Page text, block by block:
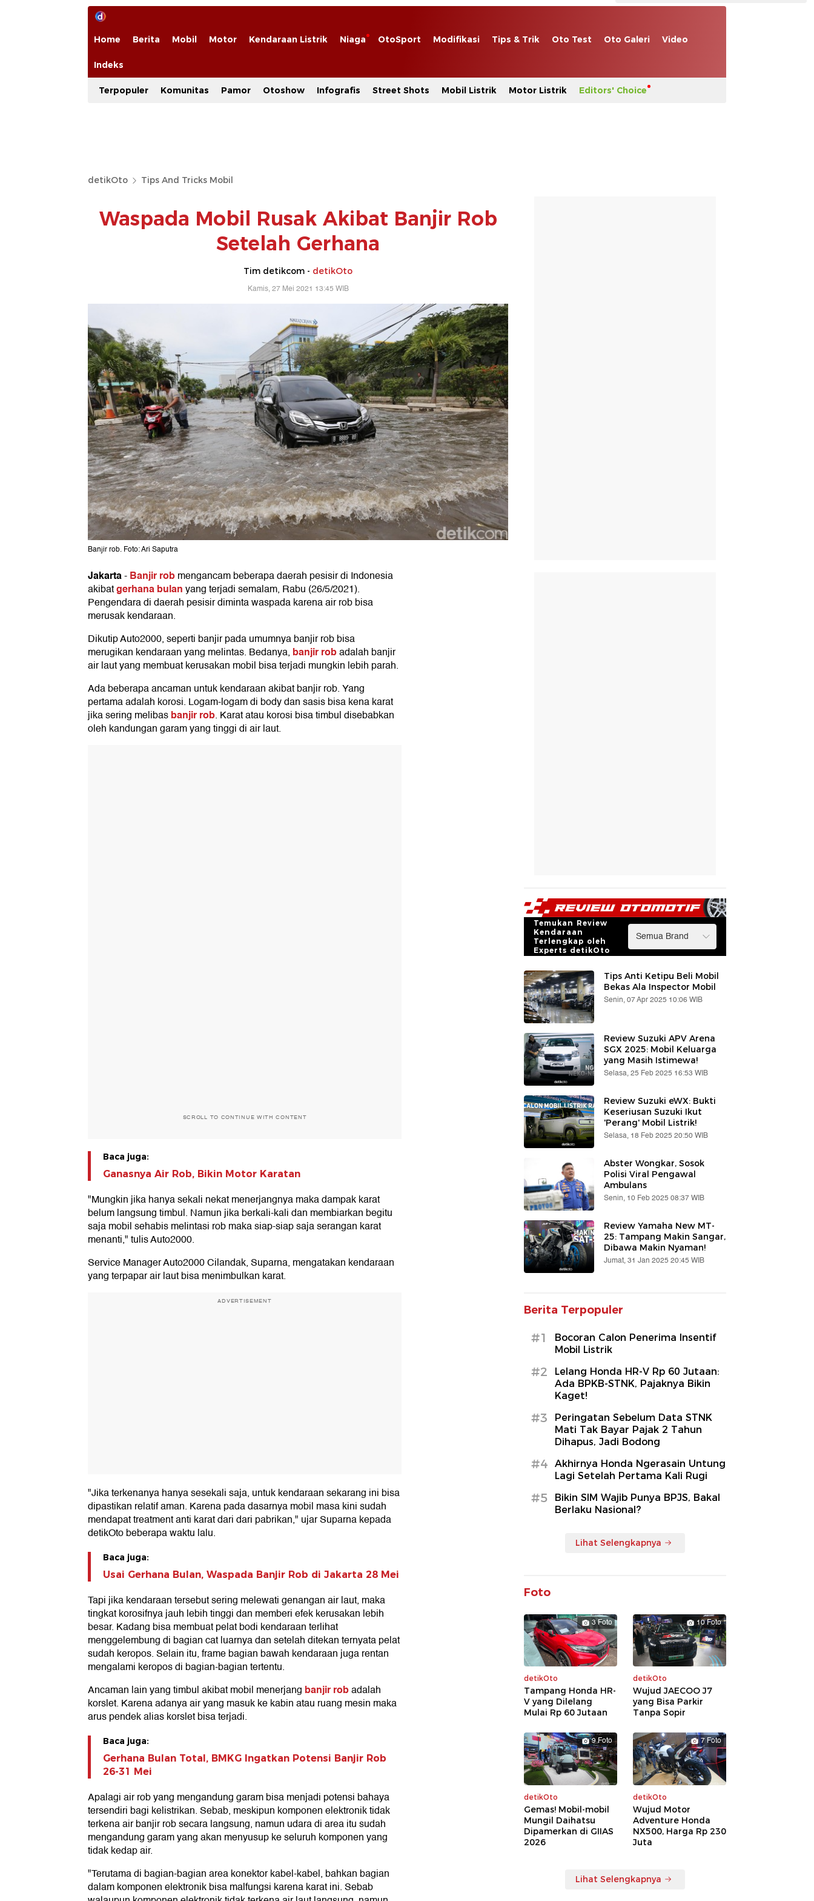
Home Berita Mobil Motor Kendaraan Listrik Niaga OtoSport Modifikasi Tips & Trik Oto Test Oto Galeri Video
Indeks
Terpopuler Komunitas Pamor Otoshow Infografis Street Shots Mobil Listrik Motor Listrik Editors' Choice
detikOto Tips And Tricks Mobil
Waspada Mobil Rusak Akibat Banjir Rob
Setelah Gerhana
Tim detikcom - detikOto
Kamis, 27 Mei 2021 13:45 WIB
Banjir rob. Foto: Ari Saputra
Jakarta-Banjir robmengancam beberapa daerah pesisir di Indonesia
akibatgerhana bulanyang terjadi semalam, Rabu (26/5/2021).
Pengendara di daerah pesisir diminta waspada karena air rob bisa
merusak kendaraan.
Dikutip Auto2000, seperti banjir pada umumnya banjir rob bisa
merugikan kendaraan yang melintas. Bedanya, banjir robadalah banjir
air laut yang membuat kerusakan mobil bisa terjadi mungkin lebih parah.
Ada beberapa ancaman untuk kendaraan akibat banjir rob. Yang
pertama adalah korosi. Logam-logam di body dan sasis bisa kena karat
jika sering melibasbanjir rob. Karat atau korosi bisa timbul disebabkan
oleh kandungan garam yang tinggi di air laut.
SCROLL TO CONTINUE WITH CONTENT
Baca juga:
Ganasnya Air Rob, Bikin Motor Karatan
"Mungkin jika hanya sekali nekat menerjangnya maka dampak karat
belum langsung timbul. Namun jika berkali-kali dan membiarkan begitu
saja mobil sehabis melintasi rob maka siap-siap saja serangan karat
menanti," tulis Auto2000.
Service Manager Auto2000 Cilandak, Suparna, mengatakan kendaraan
yang terpapar air laut bisa menimbulkan karat.
ADVERTISEMENT
"Jika terkenanya hanya sesekali saja, untuk kendaraan sekarang ini bisa
dipastikan relatif aman. Karena pada dasarnya mobil masa kini sudah
mendapat treatment anti karat dari dari pabrikan," ujar Suparna kepada
detikOto beberapa waktu lalu.
Baca juga:
Usai Gerhana Bulan, Waspada Banjir Rob di Jakarta 28 Mei
Tapi jika kendaraan tersebut sering melewati genangan air laut, maka
tingkat korosifnya jauh lebih tinggi dan memberi efek kerusakan lebih
besar. Kadang bisa membuat pelat bodi kendaraan terlihat
menggelembung di bagian cat luarnya dan setelah ditekan ternyata pelat
sudah keropos. Selain itu, frame bagian bawah kendaraan juga rentan
mengalami keropos di bagian-bagian tertentu.
Ancaman lain yang timbul akibat mobil menerjang banjir robadalah
korslet. Karena adanya air yang masuk ke kabin atau ruang mesin maka
arus pendek alias korslet bisa terjadi.
Baca juga:
Gerhana Bulan Total, BMKG Ingatkan Potensi Banjir Rob
26-31 Mei
Apalagi air rob yang mengandung garam bisa menjadi potensi bahaya
tersendiri bagi kelistrikan. Sebab, meskipun komponen elektronik tidak
terkena air banjir rob secara langsung, namun udara di area itu sudah
mengandung garam yang akan menyusup ke seluruh komponen yang
tidak kedap air.
"Terutama di bagian-bagian area konektor kabel-kabel, bahkan bagian
dalam komponen elektronik bisa malfungsi karena karat ini. Sebab
Temukan Review
Kendaraan
Terlengkap oleh
Experts detikOto
Tips Anti Ketipu Beli Mobil
Bekas Ala Inspector Mobil
Senin, 07 Apr 2025 10:06 WIB
Review Suzuki APV Arena
SGX 2025: Mobil Keluarga
yang Masih Istimewa!
Selasa, 25 Feb 2025 16:53 WIB
Review Suzuki eWX: Bukti
Keseriusan Suzuki Ikut
'Perang' Mobil Listrik!
Selasa, 18 Feb 2025 20:50 WIB
Abster Wongkar, Sosok
Polisi Viral Pengawal
Ambulans
Senin, 10 Feb 2025 08:37 WIB
Review Yamaha New MT-
25: Tampang Makin Sangar,
Dibawa Makin Nyaman!
Jumat, 31 Jan 2025 20:45 WIB
Berita Terpopuler
#1
Bocoran Calon Penerima Insentif
Mobil Listrik
#2
Lelang Honda HR-V Rp 60 Jutaan:
Ada BPKB-STNK, Pajaknya Bikin
Kaget!
#3
Peringatan Sebelum Data STNK
Mati Tak Bayar Pajak 2 Tahun
Dihapus, Jadi Bodong
#4
Akhirnya Honda Ngerasain Untung
Lagi Setelah Pertama Kali Rugi
#5
Bikin SIM Wajib Punya BPJS, Bakal
Berlaku Nasional?
Lihat Selengkapnya
Foto
3 Foto
detikOto
Tampang Honda HR-
V yang Dilelang
Mulai Rp 60 Jutaan
10 Foto
detikOto
Wujud JAECOO J7
yang Bisa Parkir
Tanpa Sopir
9 Foto
detikOto
Gemas! Mobil-mobil
Mungil Daihatsu
Dipamerkan di GIIAS
2026
7 Foto
detikOto
Wujud Motor
Adventure Honda
NX500, Harga Rp 230
Juta
Lihat Selengkapnya